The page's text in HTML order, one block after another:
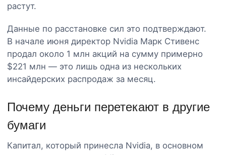
растут.
Данные по расстановке сил это подтверждают.
В начале июня директор Nvidia Марк Стивенс
продал около 1 млн акций на сумму примерно
$221 млн — это лишь одна из нескольких
инсайдерских распродаж за месяц.
Почему деньги перетекают в другие
бумаги
Капитал, который принесла Nvidia, в основном